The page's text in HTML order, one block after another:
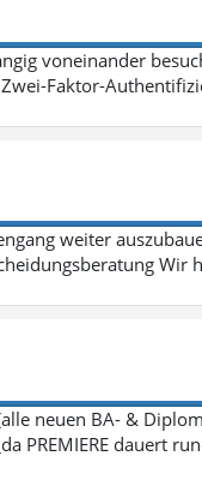
voneinander
Faktor-
weiter
Wir
neuen BA- &
PREMIERE dauert